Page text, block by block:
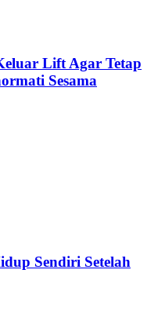
Lift Agar Tetap
Sesama
Sendiri Setelah